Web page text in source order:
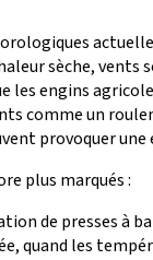
sèche, vents
les engins
comme un
provoquer une
plus marqués :
de presses à
quand les